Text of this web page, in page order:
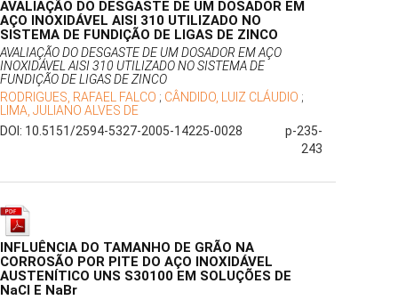
AVALIAÇÃO DO DESGASTE DE UM DOSADOR EM
AÇO INOXIDÁVEL AISI 310 UTILIZADO NO
SISTEMA DE FUNDIÇÃO DE LIGAS DE ZINCO
AVALIAÇÃO DO DESGASTE DE UM DOSADOR EM AÇO
INOXIDÁVEL AISI 310 UTILIZADO NO SISTEMA DE
FUNDIÇÃO DE LIGAS DE ZINCO
RODRIGUES, RAFAEL FALCO ; CÂNDIDO, LUIZ CLÁUDIO ;
LIMA, JULIANO ALVES DE
DOI: 10.5151/2594-5327-2005-14225-0028
p-235-
243
INFLUÊNCIA DO TAMANHO DE GRÃO NA
CORROSÃO POR PITE DO AÇO INOXIDÁVEL
AUSTENÍTICO UNS S30100 EM SOLUÇÕES DE
NaCl E NaBr